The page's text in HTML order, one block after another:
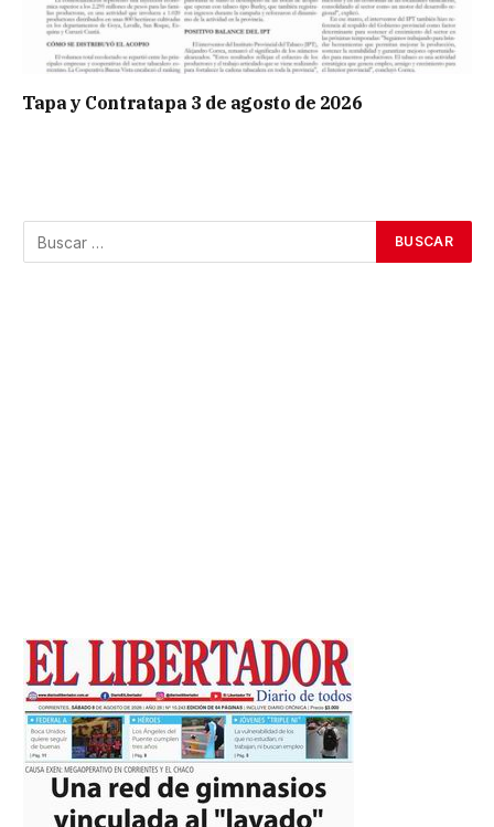
Tapa y Contratapa 3 de agosto de 2026